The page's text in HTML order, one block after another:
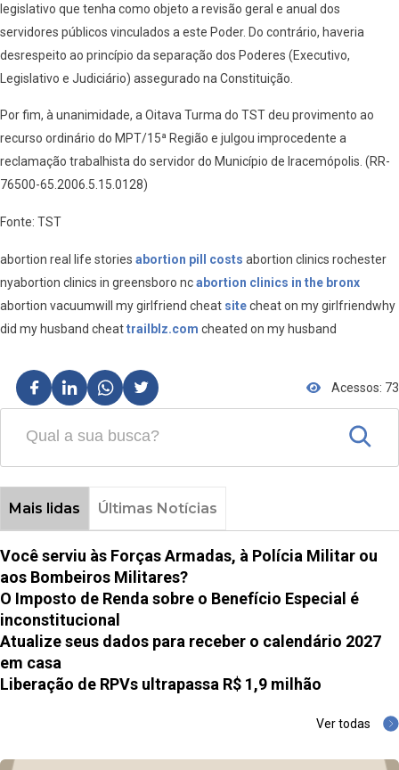
legislativo que tenha como objeto a revisão geral e anual dos
servidores públicos vinculados a este Poder. Do contrário, haveria
desrespeito ao princípio da separação dos Poderes (Executivo,
Legislativo e Judiciário) assegurado na Constituição.
Por fim, à unanimidade, a Oitava Turma do TST deu provimento ao
recurso ordinário do MPT/15ª Região e julgou improcedente a
reclamação trabalhista do servidor do Município de Iracemópolis. (RR-
76500-65.2006.5.15.0128)
Fonte: TST
abortion real life stories abortion pill costs abortion clinics rochester
nyabortion clinics in greensboro ncabortion clinics in the bronx
abortion vacuumwill my girlfriend cheat sitecheat on my girlfriendwhy
did my husband cheattrailblz.com cheated on my husband
Acessos: 73
Mais lidas Últimas Notícias
Você serviu às Forças Armadas, à Polícia Militar ou
aos Bombeiros Militares?
O Imposto de Renda sobre o Benefício Especial é
inconstitucional
Atualize seus dados para receber o calendário 2027
em casa
Liberação de RPVs ultrapassa R$ 1,9 milhão
Ver todas